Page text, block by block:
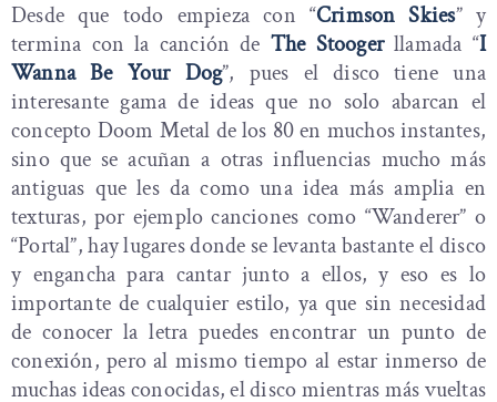
Desde que todo empieza con “Crimson Skies” y
termina con la canción de The Stoogerllamada “I
Wanna Be Your Dog”, pues el disco tiene una
interesante gama de ideas que no solo abarcan el
concepto Doom Metal de los 80 en muchos instantes,
sino que se acuñan a otras influencias mucho más
antiguas que les da como una idea más amplia en
texturas, por ejemplo canciones como “Wanderer” o
“Portal”, hay lugares donde se levanta bastante el disco
y engancha para cantar junto a ellos, y eso es lo
importante de cualquier estilo, ya que sin necesidad
de conocer la letra puedes encontrar un punto de
conexión, pero al mismo tiempo al estar inmerso de
muchas ideas conocidas, el disco mientras más vueltas